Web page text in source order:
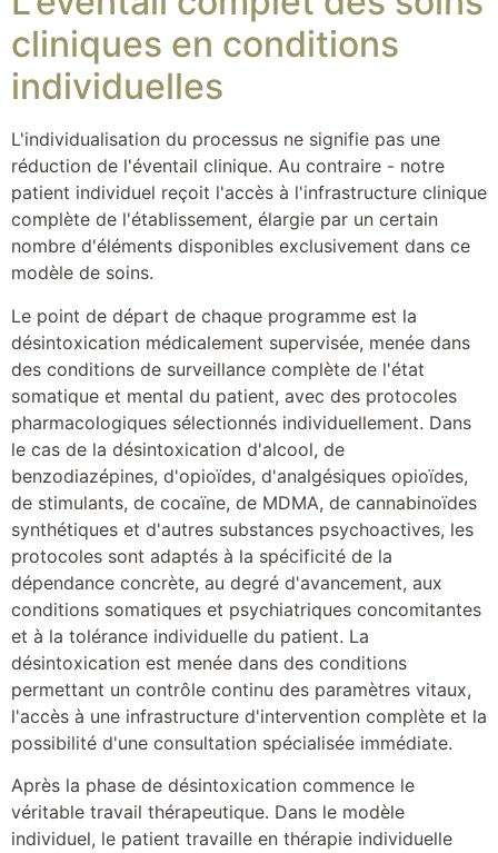
cliniques en conditions
individuelles
L'individualisation du processus ne signifie pas une
réduction de l'éventail clinique. Au contraire - notre
patient individuel reçoit l'accès à l'infrastructure clinique
complète de l'établissement, élargie par un certain
nombre d'éléments disponibles exclusivement dans ce
modèle de soins.
Le point de départ de chaque programme est la
désintoxication médicalement supervisée, menée dans
des conditions de surveillance complète de l'état
somatique et mental du patient, avec des protocoles
pharmacologiques sélectionnés individuellement. Dans
le cas de la désintoxication d'alcool, de
benzodiazépines, d'opioïdes, d'analgésiques opioïdes,
de stimulants, de cocaïne, de MDMA, de cannabinoïdes
synthétiques et d'autres substances psychoactives, les
protocoles sont adaptés à la spécificité de la
dépendance concrète, au degré d'avancement, aux
conditions somatiques et psychiatriques concomitantes
et à la tolérance individuelle du patient. La
désintoxication est menée dans des conditions
permettant un contrôle continu des paramètres vitaux,
l'accès à une infrastructure d'intervention complète et la
possibilité d'une consultation spécialisée immédiate.
Après la phase de désintoxication commence le
véritable travail thérapeutique. Dans le modèle
individuel, le patient travaille en thérapie individuelle